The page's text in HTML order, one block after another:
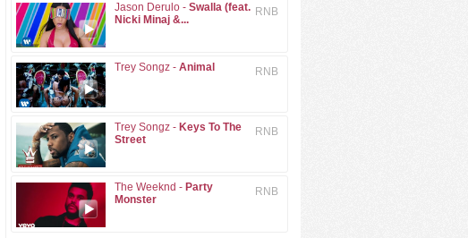
RNB
Jason Derulo - Swalla (feat.
Nicki Minaj &...
RNB
Trey Songz - Animal
RNB
Trey Songz - Keys To The
Street
RNB
The Weeknd - Party
Monster